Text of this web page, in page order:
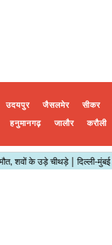
उदयपुर जैसलमेर सीकर
हनुमानगढ़ जालौर करौली